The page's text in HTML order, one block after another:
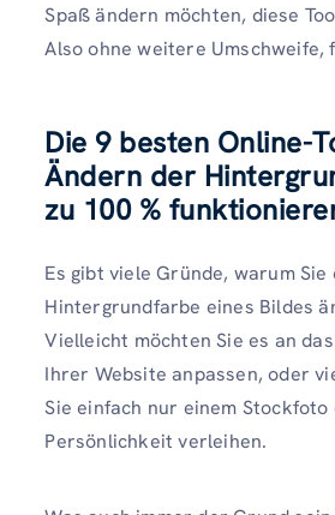
Spaß ändern möchten, diese
Also ohne weitere Umschweife,
Die 9 besten Online-
Ändern der
zu 100 %
Es gibt viele Gründe, warum Sie
Hintergrundfarbe eines Bildes
Vielleicht möchten Sie es an
Ihrer Website anpassen, oder
Sie einfach nur einem Stockfoto
Persönlichkeit verleihen.